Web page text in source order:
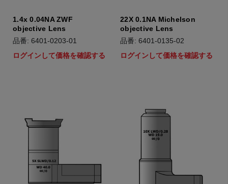
1.4x 0.04NA ZWF
objective Lens
品番: 6401-0203-01
ログインして価格を確認する
22X 0.1NA Michelson
objective Lens
品番: 6401-0135-02
ログインして価格を確認する